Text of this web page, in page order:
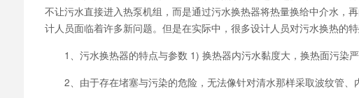
不让污水直接进入热泵机组，而是通过污水换热器将热量换给中介水，
计人员面临着许多新问题。但是在实际中，很多设计人员对污水换热的
1、污水换热器的特点与参数 1) 换热器内污水黏度大，换热面污染严
2、由于存在堵塞与污染的危险，无法像针对清水那样采取波纹管、